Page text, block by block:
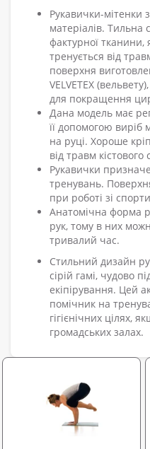
Рукавички-мітенки
матеріалів. Тильна
фактурної тканини,
тренується від
поверхня
VELVETEX
для покращення
Дана модель має
її допомогою виріб
на руці. Хороше
від травм кістового
Рукавички
тренувань.
при роботі зі
Анатомічна форма
рук, тому в них
тривалий час.
Стильний дизайн
сірій гамі, чудово
екіпірування. Цей
помічник на
гігієнічних цілях,
громадських залах.